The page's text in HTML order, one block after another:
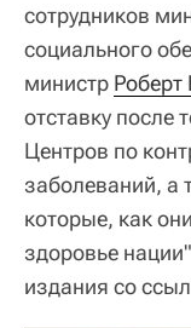
сотрудников
социального
министр Роберт
отставку после
Центров по
заболеваний, а
которые, как
здоровье
издания со